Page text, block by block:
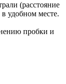
(расстояние
удобном месте.
пробки и